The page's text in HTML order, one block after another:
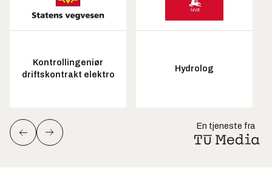
Kontrollingeniør
driftskontrakt elektro
Hydrolog
En tjeneste fra